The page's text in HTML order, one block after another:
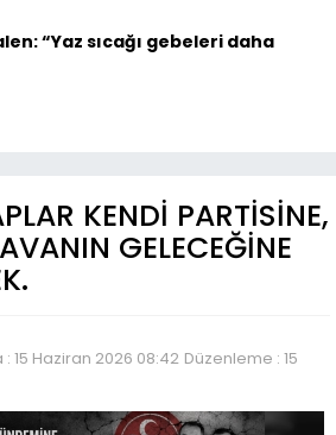
“Yaz sıcağı gebeleri daha
KENDİ PARTİSİNE,
GELECEĞİNE
: 15 Haziran 2026 08:42 Düzenleme : 15